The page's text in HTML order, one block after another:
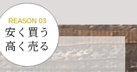
まいります。
からこそ、初心を忘れず、
必要とされる存在であり続
たします。
REASON 03
安く買う
高く売る